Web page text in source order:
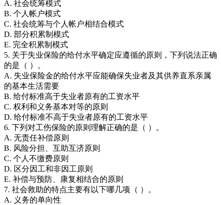
A. 社会统筹模式
B. 个人帐户模式
C. 社会统筹与个人帐户相结合模式
D. 部分积累制模式
E. 完全积累制模式
5. 关于失业保险的给付水平确定应遵循的原则，下列说法正确
的是（ ）。
A. 失业保险金的给付水平应能确保失业者及其供养直系亲属
的基本生活需要
B. 给付标准高于失业者原有的工资水平
C. 权利和义务基本对等的原则
D. 给付标准不高于失业者原有的工资水平
6. 下列对工伤保险的原则理解正确的是（ ）。
A. 无责任补偿原则
B. 风险分担、互助互济原则
C. 个人不缴费原则
D. 区分因工和非因工原则
E. 补偿与预防、康复相结合的原则
7. 社会救助的特点主要有以下哪几项（ ）。
A. 义务的单向性